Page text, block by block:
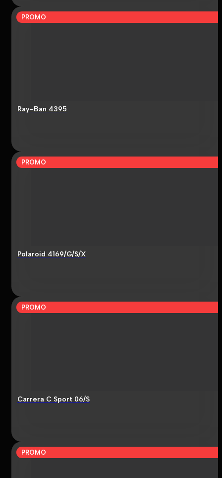
PROMO
Ray-Ban 4395
PROMO
Polaroid 4169/G/S/X
PROMO
Carrera C Sport 06/S
PROMO